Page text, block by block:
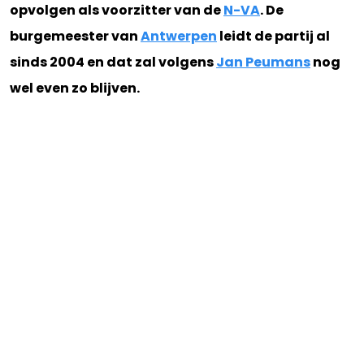
opvolgen als voorzitter van deN-VA. De
burgemeester vanAntwerpen leidt de partij al
sinds 2004 en dat zal volgensJan Peumansnog
wel even zo blijven.